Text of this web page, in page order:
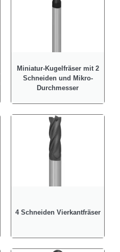
Miniatur-Kugelfräser mit 2
Schneiden und Mikro-
Durchmesser
4 Schneiden Vierkantfräser